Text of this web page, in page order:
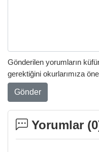
Gönderilen yorumların
gerektiğini okurlarımıza
Gönder
Yorumlar (0